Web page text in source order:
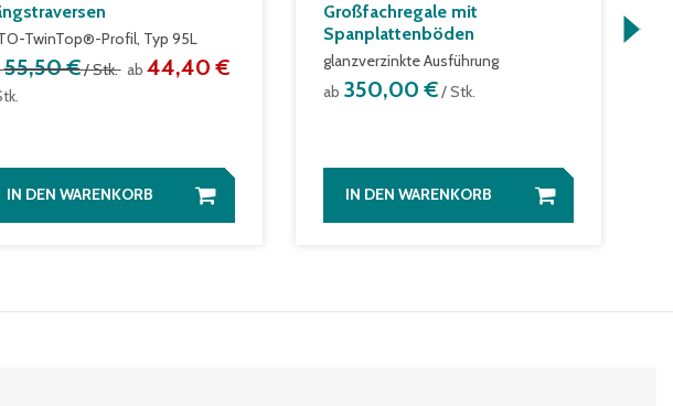
TwinTop®-Profil, Typ 95L
55,50 €/ Stk. ab 44,40 €
IN DEN WARENKORB
Großfachregale mit
Spanplattenböden
glanzverzinkte Ausführung
ab 350,00 €/ Stk.
IN DEN WARENKORB